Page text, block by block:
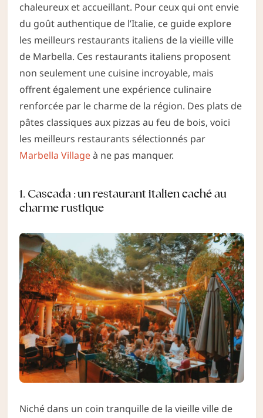
chaleureux et accueillant. Pour ceux qui ont envie
du goût authentique de l’Italie, ce guide explore
les meilleurs restaurants italiens de la vieille ville
de Marbella. Ces restaurants italiens proposent
non seulement une cuisine incroyable, mais
offrent également une expérience culinaire
renforcée par le charme de la région. Des plats de
pâtes classiques aux pizzas au feu de bois, voici
les meilleurs restaurants sélectionnés par
Marbella Villageà ne pas manquer.
1. Cascada : un restaurant italien caché au
charme rustique
Niché dans un coin tranquille de la vieille ville de